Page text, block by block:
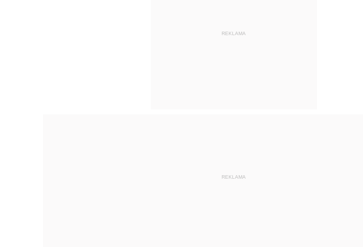
REKLAMA
REKLAMA